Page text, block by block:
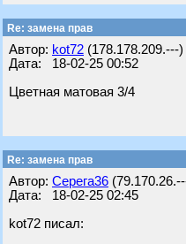
Re: замена прав
Автор: kot72 (178.178.209.---)
Дата: 18-02-25 00:52
Цветная матовая 3/4
Re: замена прав
Автор: Серега36
Дата: 18-02-25 02:45
kot72 писал: